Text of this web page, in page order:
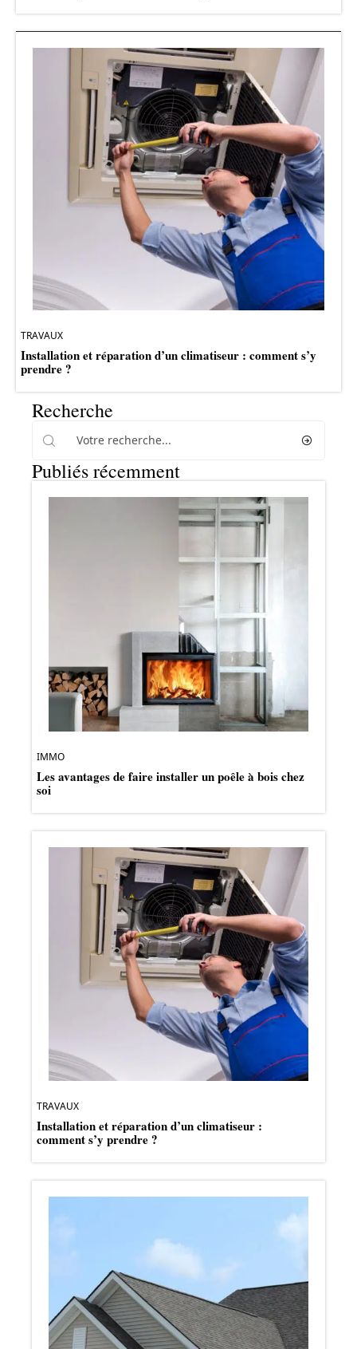
TRAVAUX
Installation et réparation d’un climatiseur : comment s’y
prendre ?
Recherche
Publiés récemment
IMMO
Les avantages de faire installer un poêle à bois chez
soi
TRAVAUX
Installation et réparation d’un climatiseur :
comment s’y prendre ?